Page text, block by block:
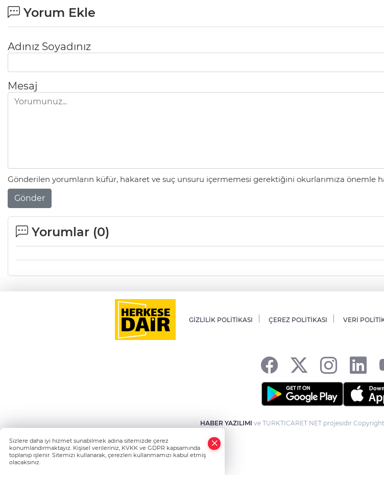
Yorum Ekle
Adınız Soyadınız
Mesaj
Gönderilen yorumların küfür, hakaret ve suç unsuru içermemesi gerektiğini okurlarımıza önemle
Gönder
Yorumlar (0)
GİZLİLİK POLİTİKASI ÇEREZ POLİTİKASI VERİ
HABER YAZILIMI ve TURKTICARET.NET projesidir
Sizlere daha iyi hizmet sunabilmek adına sitemizde çerez
konumlandırmaktayız. Kişisel verileriniz, KVKK ve GDPR kapsamında
toplanıp işlenir. Sitemizi kullanarak, çerezleri kullanmamızı kabul etmiş
olacaksınız.